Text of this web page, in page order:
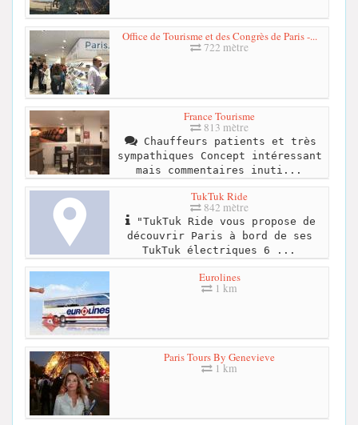
Office de Tourisme et des Congrès de Paris -...
722 mètre
France Tourisme
813 mètre
Chauffeurs patients et très
sympathiques Concept intéressant
mais commentaires inuti...
TukTuk Ride
842 mètre
"TukTuk Ride vous propose de
découvrir Paris à bord de ses
TukTuk électriques 6 ...
Eurolines
1 km
Paris Tours By Genevieve
1 km